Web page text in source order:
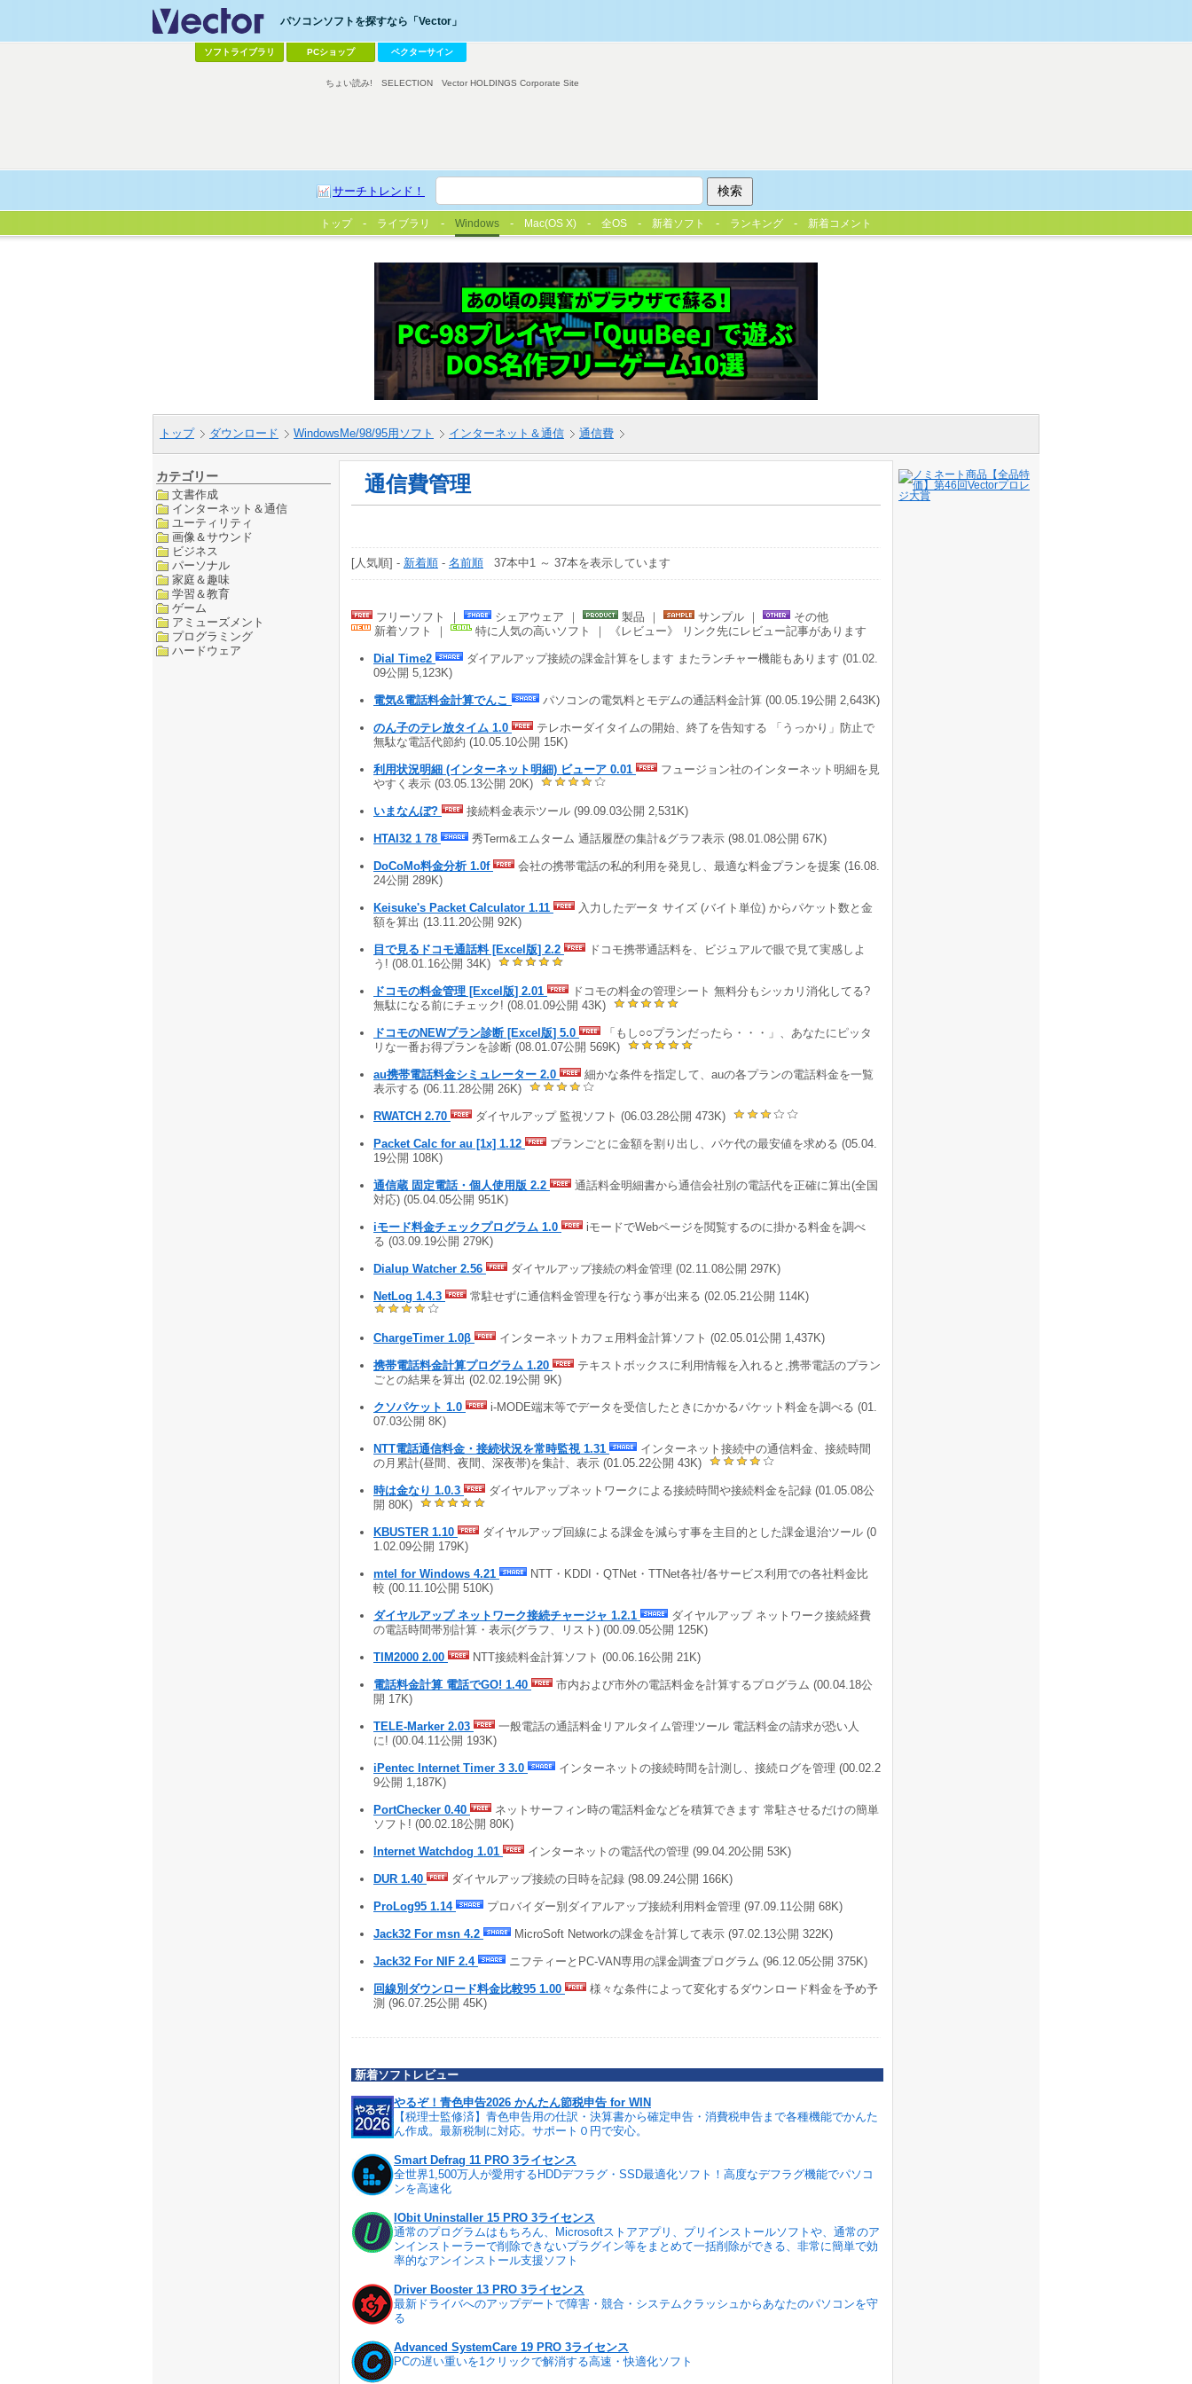
パソコンソフトを探すなら「Vector」
ソフトライブラリ PCショップ ベクターサイン
サーチトレンド！
ちょい読み! SELECTION Vector HOLDINGS Corporate Site
トップ ライブラリ Windows Mac(OS X) 全OS 新着ソフト ランキング 新着コメント
トップ ダウンロード WindowsMe/98/95用ソフト インターネット＆通信 通信費
カテゴリー
文書作成
インターネット＆通信
ユーティリティ
画像＆サウンド
ビジネス
パーソナル
家庭＆趣味
学習＆教育
ゲーム
アミューズメント
プログラミング
ハードウェア
通信費管理
[人気順] - 新着順 - 名前順 37本中1 ～ 37本を表示しています
フリーソフト ｜ シェアウェア ｜ 製品 ｜ サンプル ｜
その他
新着ソフト ｜
特に人気の高いソフト ｜ 《レビュー》 リンク先にレビュー記事があります
Dial Time2
ダイアルアップ接続の課金計算をします またランチャー機能もあります (01.02.
09公開 5,123K)
電気&電話料金計算でんこ パソコンの電気料とモデムの通話料金計算 (00.05.19公開 2,643K)
のん子のテレ放タイム 1.0
テレホーダイタイムの開始、終了を告知する 「うっかり」防止で
無駄な電話代節約 (10.05.10公開 15K)
利用状況明細 (インターネット明細) ビューア 0.01
フュージョン社のインターネット明細を見
やすく表示 (03.05.13公開 20K)
いまなんぼ? 接続料金表示ツール (99.09.03公開 2,531K)
HTAI32 1 78 秀Term&エムターム 通話履歴の集計&グラフ表示 (98.01.08公開 67K)
DoCoMo料金分析 1.0f
会社の携帯電話の私的利用を発見し、最適な料金プランを提案 (16.08.
24公開 289K)
Keisuke's Packet Calculator 1.11
入力したデータ サイズ (バイト単位) からパケット数と金
額を算出 (13.11.20公開 92K)
目で見るドコモ通話料 [Excel版] 2.2
ドコモ携帯通話料を、ビジュアルで眼で見て実感しよ
う! (08.01.16公開 34K)
ドコモの料金管理 [Excel版] 2.01
ドコモの料金の管理シート 無料分もシッカリ消化してる?
無駄になる前にチェック! (08.01.09公開 43K)
ドコモのNEWプラン診断 [Excel版] 5.0
「もし○○プランだったら・・・」、あなたにピッタ
リな一番お得プランを診断 (08.01.07公開 569K)
au携帯電話料金シミュレーター 2.0
細かな条件を指定して、auの各プランの電話料金を一覧
表示する (06.11.28公開 26K)
RWATCH 2.70 ダイヤルアップ 監視ソフト (06.03.28公開 473K)
Packet Calc for au [1x] 1.12
プランごとに金額を割り出し、パケ代の最安値を求める (05.04.
19公開 108K)
通信蔵 固定電話・個人使用版 2.2
通話料金明細書から通信会社別の電話代を正確に算出(全国
対応) (05.04.05公開 951K)
iモード料金チェックプログラム 1.0
iモードでWebページを閲覧するのに掛かる料金を調べ
る (03.09.19公開 279K)
Dialup Watcher 2.56 ダイヤルアップ接続の料金管理 (02.11.08公開 297K)
NetLog 1.4.3 常駐せずに通信料金管理を行なう事が出来る (02.05.21公開 114K)
ChargeTimer 1.0β インターネットカフェ用料金計算ソフト (02.05.01公開 1,437K)
携帯電話料金計算プログラム 1.20
テキストボックスに利用情報を入れると,携帯電話のプラン
ごとの結果を算出 (02.02.19公開 9K)
クソパケット 1.0
i-MODE端末等でデータを受信したときにかかるパケット料金を調べる (01.
07.03公開 8K)
NTT電話通信料金・接続状況を常時監視 1.31
インターネット接続中の通信料金、接続時間
の月累計(昼間、夜間、深夜帯)を集計、表示 (01.05.22公開 43K)
時は金なり 1.0.3
ダイヤルアップネットワークによる接続時間や接続料金を記録 (01.05.08公
開 80K)
KBUSTER 1.10
ダイヤルアップ回線による課金を減らす事を主目的とした課金退治ツール (0
1.02.09公開 179K)
mtel for Windows 4.21
NTT・KDDI・QTNet・TTNet各社/各サービス利用での各社料金比
較 (00.11.10公開 510K)
ダイヤルアップ ネットワーク接続チャージャ 1.2.1
ダイヤルアップ ネットワーク接続経費
の電話時間帯別計算・表示(グラフ、リスト) (00.09.05公開 125K)
TIM2000 2.00 NTT接続料金計算ソフト (00.06.16公開 21K)
電話料金計算 電話でGO! 1.40
市内および市外の電話料金を計算するプログラム (00.04.18公
開 17K)
TELE-Marker 2.03
一般電話の通話料金リアルタイム管理ツール 電話料金の請求が恐い人
に! (00.04.11公開 193K)
iPentec Internet Timer 3 3.0
インターネットの接続時間を計測し、接続ログを管理 (00.02.2
9公開 1,187K)
PortChecker 0.40
ネットサーフィン時の電話料金などを積算できます 常駐させるだけの簡単
ソフト! (00.02.18公開 80K)
Internet Watchdog 1.01 インターネットの電話代の管理 (99.04.20公開 53K)
DUR 1.40 ダイヤルアップ接続の日時を記録 (98.09.24公開 166K)
ProLog95 1.14 プロバイダー別ダイアルアップ接続利用料金管理 (97.09.11公開 68K)
Jack32 For msn 4.2 MicroSoft Networkの課金を計算して表示 (97.02.13公開 322K)
Jack32 For NIF 2.4 ニフティーとPC-VAN専用の課金調査プログラム (96.12.05公開 375K)
回線別ダウンロード料金比較95 1.00
様々な条件によって変化するダウンロード料金を予め予
測 (96.07.25公開 45K)
新着ソフトレビュー
やるぞ！青色申告2026 かんたん節税申告 for WIN
【税理士監修済】青色申告用の仕訳・決算書から確定申告・消費税申告まで各種機能でかんた
ん作成。最新税制に対応。サポート０円で安心。
Smart Defrag 11 PRO 3ライセンス
全世界1,500万人が愛用するHDDデフラグ・SSD最適化ソフト！高度なデフラグ機能でパソコ
ンを高速化
IObit Uninstaller 15 PRO 3ライセンス
通常のプログラムはもちろん、Microsoftストアアプリ、プリインストールソフトや、通常のア
ンインストーラーで削除できないプラグイン等をまとめて一括削除ができる、非常に簡単で効
率的なアンインストール支援ソフト
Driver Booster 13 PRO 3ライセンス
最新ドライバへのアップデートで障害・競合・システムクラッシュからあなたのパソコンを守
る
Advanced SystemCare 19 PRO 3ライセンス
PCの遅い重いを1クリックで解消する高速・快適化ソフト